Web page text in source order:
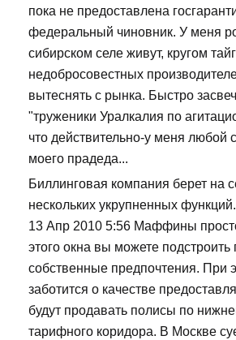
пока не предоставлена
федеральный чиновник. У меня
сибирском селе живут, кругом
недобросовестных
вытеснять с рынка. Быстро
"труженики Уралкалия по
что действительно-у меня любой
моего прадеда...
Биллинговая компания берет на
нескольких укрупненных
13 Апр 2010 5:56 Маффины
этого окна вы можете
собственные предпочтения. При
заботится о качестве
будут продавать полисы по
тарифного коридора. В Москве